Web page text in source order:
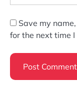
Save my
for the next time I